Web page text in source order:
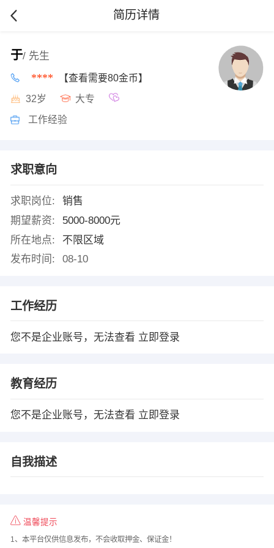
简历详情
于/ 先生
**** 【查看需要80金币】
32岁 大专
工作经验
求职意向
求职岗位:
销售
期望薪资:
5000-8000元
所在地点:
不限区域
发布时间:
08-10
工作经历
您不是企业账号，无法查看 立即登录
教育经历
您不是企业账号，无法查看 立即登录
自我描述
温馨提示
1、本平台仅供信息发布，不会收取押金、保证金！